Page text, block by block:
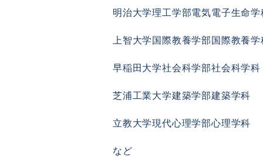
明治大学理工学部電気電子生命学
上智大学国際教養学部国際教養学
早稲田大学社会科学部社会科学科
芝浦工業大学建築学部建築学科
立教大学現代心理学部心理学科
など